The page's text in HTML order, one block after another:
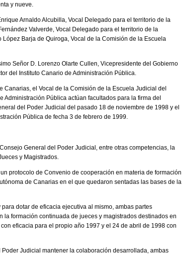
y nueve.
Arnaldo Alcubilla, Vocal Delegado para el territorio de la
Valverde, Vocal Delegado para el territorio de la
Barja de Quiroga, Vocal de la Comisión de la Escuela
Señor D. Lorenzo Olarte Cullen, Vicepresidente del Gobierno
del Instituto Canario de Administración Pública.
el Vocal de la Comisión de la Escuela Judicial del
Pública actúan facultados para la firma del
del Poder Judicial del pasado 18 de noviembre de 1998 y el
Pública de fecha 3 de febrero de 1999.
General del Poder Judicial, entre otras competencias, la
y Magistrados.
protocolo de Convenio de cooperación en materia de formación
de Canarias en el que quedaron sentadas las bases de la
dotar de eficacia ejecutiva al mismo, ambas partes
formación continuada de jueces y magistrados destinados en
eficacia para el propio año 1997 y el 24 de abril de 1998 con
Judicial mantener la colaboración desarrollada, ambas